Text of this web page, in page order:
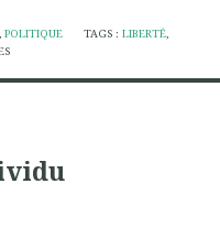
POLITIQUE TAGS :LIBERTÉ,